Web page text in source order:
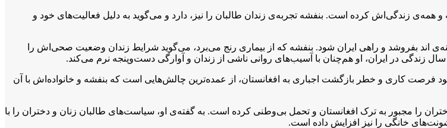
و همه‌ی زندگی‌اش کرده است. بنفشه تجربه‌ی زندان طالبان را نیز، دارد و می‌گوید به دلیل فعالیت‌های خود و
اند بفروشد و راهی ایران شود. بنفشه که از بیماری رنج می‌برد، می‌گوید شرایط زندان وضعیت صحی‌اش را
زندگی در ایران، او هم‌چنان با آسیب‌های روانی ناشی از زندان و آوارگی دست‌وپنجه نرم می‌کند.
فرصت کاری و خطر بازگشت اجباری به افغانستان، از عمده‌ترین چالش‌هایی است که بنفشه و خانواده‌اش با آن
را مجبور به ترک افغانستان و تحمل بی‌وطنی کرده است. به گفته‌ی او، سیاست‌های طالبان زنان و دختران را با
خانگی را نیز افزایش داده است.